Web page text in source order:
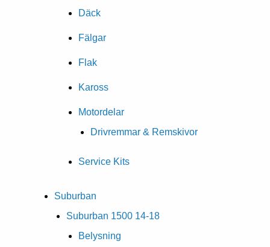
Däck
Fälgar
Flak
Kaross
Motordelar
Drivremmar & Remskivor
Service Kits
Suburban
Suburban 1500 14-18
Belysning